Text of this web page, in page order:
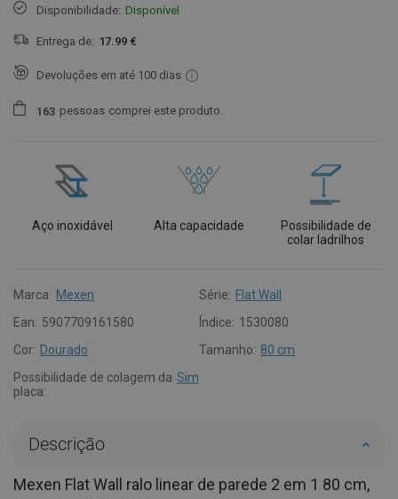
Disponibilidade: Disponível
Entrega de: 17.99 €
Devoluções em até 100 dias
1 63 pessoas comprei este produto.
Aço inoxidável Alta capacidade
Possibilidade de
colar ladrilhos
Marca: Mexen Série: Flat Wall
Ean: 5907709161580 Índice: 1530080
Cor: Dourado Tamanho: 80 cm
Possibilidade de colagem da
placa:
Sim
Descrição
Mexen Flat Wall ralo linear de parede 2 em 1 80 cm,